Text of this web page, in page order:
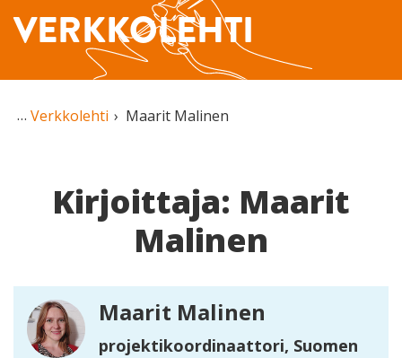
VERKKOLEHTI
Verkkolehti Maarit Malinen
Kirjoittaja: Maarit
Malinen
Maarit Malinen
projektikoordinaattori, Suomen